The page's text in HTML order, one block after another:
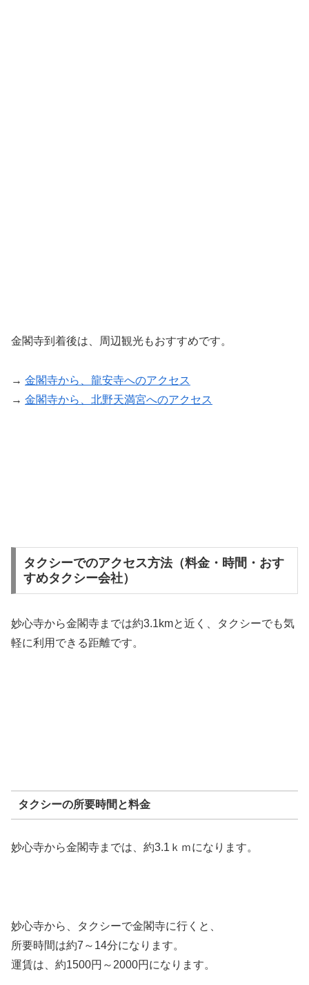
金閣寺到着後は、周辺観光もおすすめです。
→ 金閣寺から、龍安寺へのアクセス
→ 金閣寺から、北野天満宮へのアクセス
タクシーでのアクセス方法（料金・時間・おす
すめタクシー会社）
妙心寺から金閣寺までは約3.1kmと近く、タクシーでも気
軽に利用できる距離です。
タクシーの所要時間と料金
妙心寺から金閣寺までは、約3.1ｋｍになります。
妙心寺から、タクシーで金閣寺に行くと、
所要時間は約7～14分になります。
運賃は、約1500円～2000円になります。